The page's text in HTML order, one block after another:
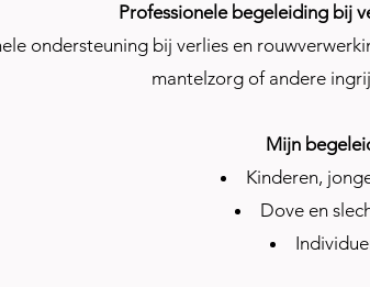
Professionele begeleiding bij
ondersteuning bij verlies en
mantelzorg of andere
Mijn
Kinderen,
Dove en